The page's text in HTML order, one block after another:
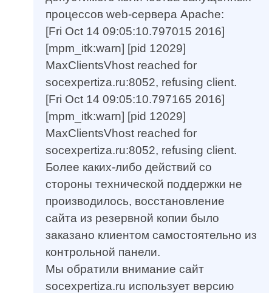
процессов web-сервера Apache:
[Fri Oct 14 09:05:10.797015 2016]
[mpm_itk:warn] [pid 12029]
MaxClientsVhost reached for
socexpertiza.ru:8052, refusing client.
[Fri Oct 14 09:05:10.797165 2016]
[mpm_itk:warn] [pid 12029]
MaxClientsVhost reached for
socexpertiza.ru:8052, refusing client.
Более каких-либо действий со
стороны технической поддержки не
производилось, восстановление
сайта из резервной копии было
заказано клиентом самостоятельно из
контрольной панели.
Мы обратили внимание сайт
socexpertiza.ru использует версию